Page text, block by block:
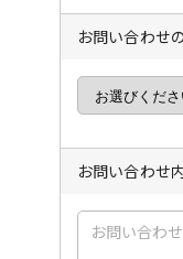
お問い合わせ
お問い合わせ